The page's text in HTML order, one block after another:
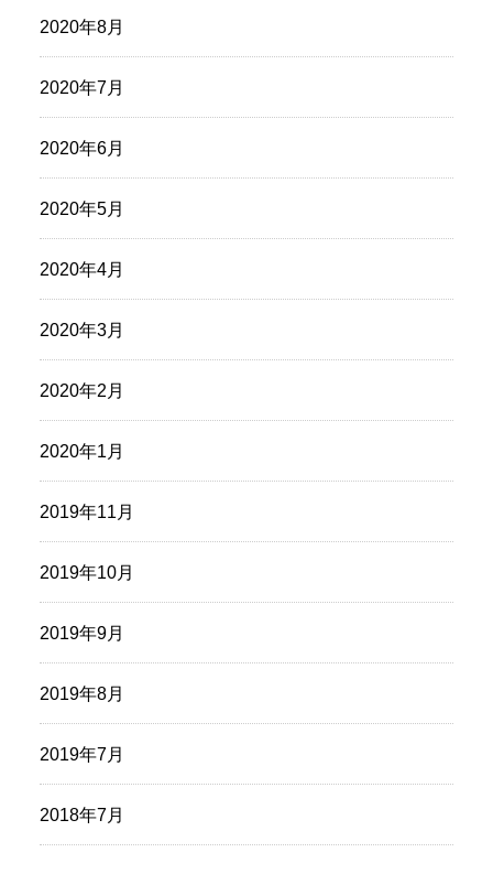
2020年8月
2020年7月
2020年6月
2020年5月
2020年4月
2020年3月
2020年2月
2020年1月
2019年11月
2019年10月
2019年9月
2019年8月
2019年7月
2018年7月